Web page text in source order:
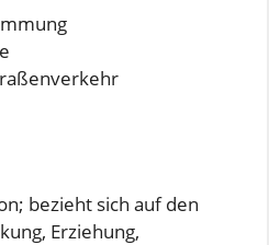
bezieht sich auf den
Erziehung,